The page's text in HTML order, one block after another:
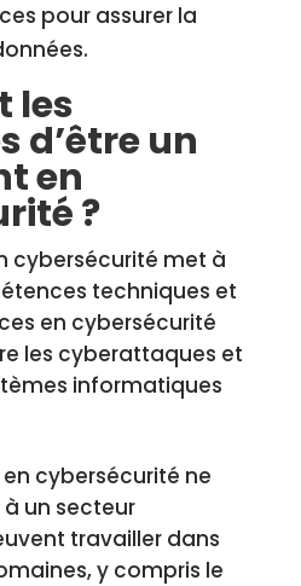
pour assurer la
les
d’être un
en
?
cybersécurité met à
techniques et
en cybersécurité
les cyberattaques et
informatiques
cybersécurité ne
un secteur
travailler dans
y compris le